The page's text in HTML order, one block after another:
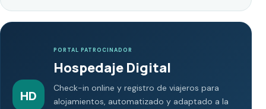
HD
PORTAL PATROCINADOR
Hospedaje Digital
Check-in online y registro de viajeros para
alojamientos, automatizado y adaptado a la